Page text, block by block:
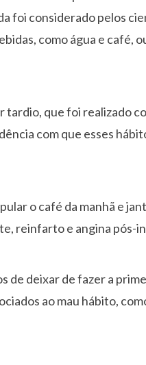
foi considerado pelos
como água e café,
que foi realizado
com que esses
o café da manhã e
reinfarto e angina pós-
de deixar de fazer a
ao mau hábito,